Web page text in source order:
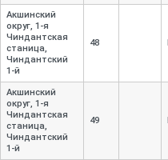
Акшинский
округ, 1-я
Чиндантская
станица,
Чиндантский
1-й
48
Акшинский
округ, 1-я
Чиндантская
станица,
Чиндантский
1-й
49